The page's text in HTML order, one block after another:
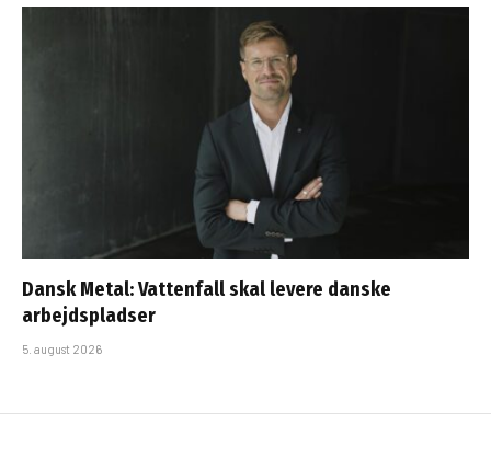
Dansk Metal: Vattenfall skal levere danske
arbejdspladser
5. august 2026